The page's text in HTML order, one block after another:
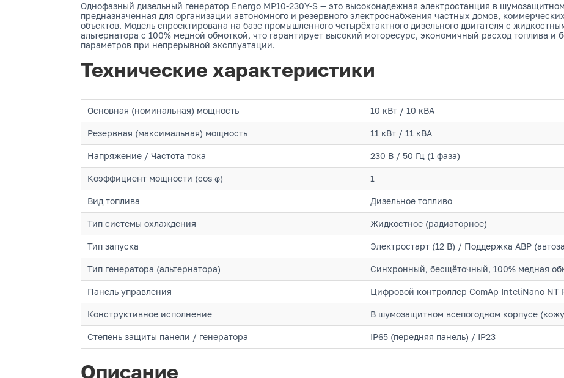
Однофазный дизельный генератор Energo MP10-230Y-S — это высоконадежная электростанция в
предназначенная для организации автономного и резервного электроснабжения частных домов,
объектов. Модель спроектирована на базе промышленного четырёхтактного дизельного двигателя с
альтернатора с 100% медной обмоткой, что гарантирует высокий моторесурс, экономичный расход топлива и
параметров при непрерывной эксплуатации.
Технические характеристики
Основная (номинальная) мощность 10 кВт / 10 кВА
Резервная (максимальная) мощность 11 кВт / 11 кВА
Напряжение / Частота тока 230 В / 50 Гц (1 фаза)
Коэффициент мощности (cos φ) 1
Вид топлива Дизельное топливо
Тип системы охлаждения Жидкостное (радиаторное)
Тип запуска Электростарт (12 В) / Поддержка АВР
Тип генератора (альтернатора) Синхронный, бесщёточный, 100% медная
Панель управления Цифровой контроллер ComAp InteliNano NT
Конструктивное исполнение В шумозащитном всепогодном корпусе
Степень защиты панели / генератора IP65 (передняя панель) / IP23
Описание